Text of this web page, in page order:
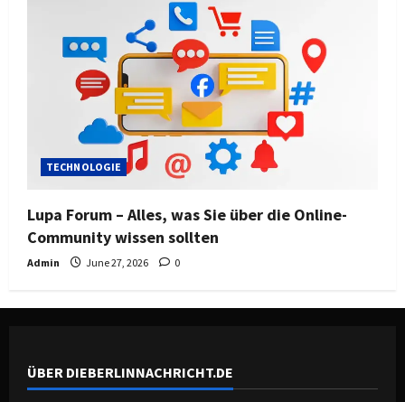
TECHNOLOGIE
Lupa Forum – Alles, was Sie über die Online-
Community wissen sollten
Admin June 27, 2026 0
ÜBER DIEBERLINNACHRICHT.DE